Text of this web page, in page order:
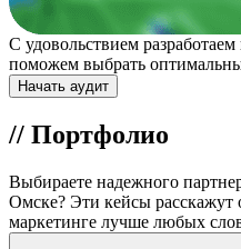
С удовольствием
поможем выбрать
Начать аудит
// Портфолио
Выбираете надежного
Омске? Эти кейсы
маркетинге лучше любых